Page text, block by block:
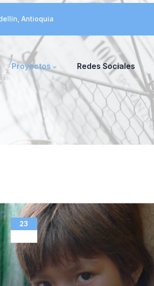
Antioquia
Proyectos Redes Sociales
23